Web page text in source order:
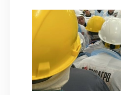
Карта
Трудовые
Предложить